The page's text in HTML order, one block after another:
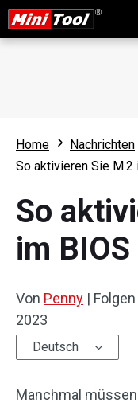
Home
Nachrichten
So aktivieren Sie M.2
So
im BIOS
Von Penny | Folgen
2023
Deutsch
Manchmal